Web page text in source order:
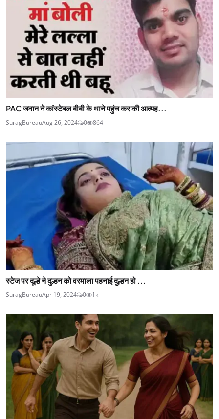
PAC जवान ने कांस्टेबल बीबी के थाने पहुंच कर की आत्मह...
SuragBureauAug 26, 2024 0 864
स्टेज पर दूल्हे ने दुल्हन को वरमाला पहनाई दुल्हन हो ...
SuragBureauApr 19, 2024 0 1k